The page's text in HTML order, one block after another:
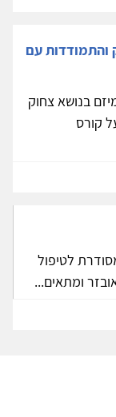
והתמודדות עם
בנושא צחוק
קורס
לטיפול
ומתאים...